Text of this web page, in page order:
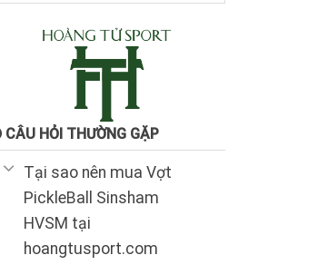
CÂU HỎI THƯỜNG GẶP
Tại sao nên mua Vợt
PickleBall Sinsham
HVSM tại
hoangtusport.com